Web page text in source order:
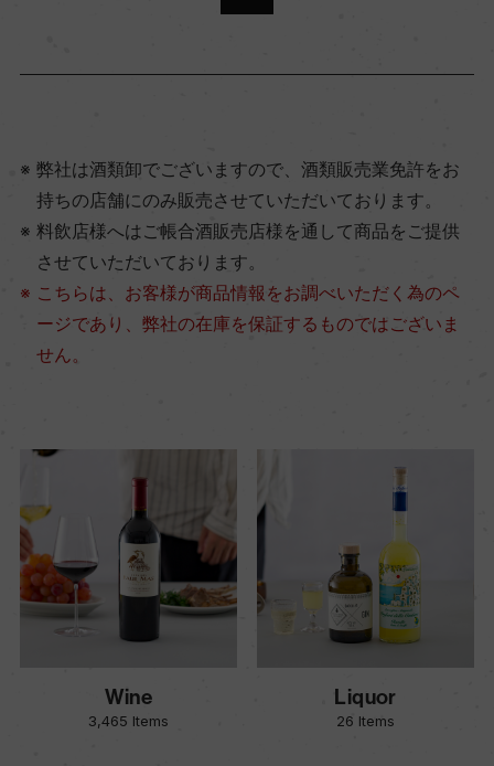
弊社は酒類卸でございますので、酒類販売業免許をお
持ちの店舗にのみ販売させていただいております。
料飲店様へはご帳合酒販売店様を通して商品をご提供
させていただいております。
こちらは、お客様が商品情報をお調べいただく為のペ
ージであり、弊社の在庫を保証するものではございま
せん。
Wine
3,465 Items
Liquor
26 Items